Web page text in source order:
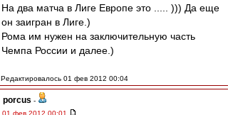
На два матча в Лиге Европе это ..... ))) Да еще
он заигран в Лиге.)
Рома им нужен на заключительную часть
Чемпа России и далее.)
Редактировалось 01 фев 2012 00:04
porcus -
01 фев 2012 00:01